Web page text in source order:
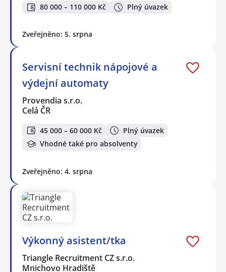
80 000 – 110 000 Kč Plný úvazek
Zveřejněno: 5. srpna
Servisní technik nápojové a
výdejní automaty
Provendia s.r.o.
Celá ČR
45 000 – 60 000 Kč
Plný úvazek
Vhodné také pro absolventy
Zveřejněno: 4. srpna
Výkonný asistent/tka
Triangle Recruitment CZ s.r.o.
Mnichovo Hradiště